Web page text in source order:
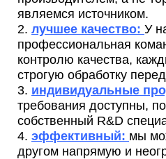
являемся источником.
2. лучшее качество: У
профессиональная
контролю качества,
строгую обработку
3. индивидуальные
требования доступны,
собственный R&D
4. эффективный: мы
другом напрямую и